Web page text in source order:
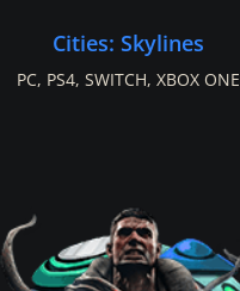
Cities: Skylines
PC, PS4,SWITCH,XBOX ONE